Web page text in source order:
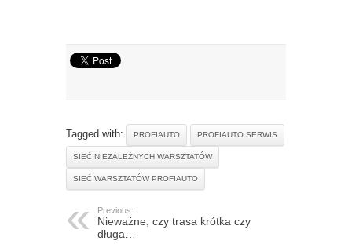
Tagged with: PROFIAUTO PROFIAUTO SERWIS
SIEĆ NIEZALEŻNYCH WARSZTATÓW
SIEĆ WARSZTATÓW PROFIAUTO
Previous:
Nieważne, czy trasa krótka czy
długa…